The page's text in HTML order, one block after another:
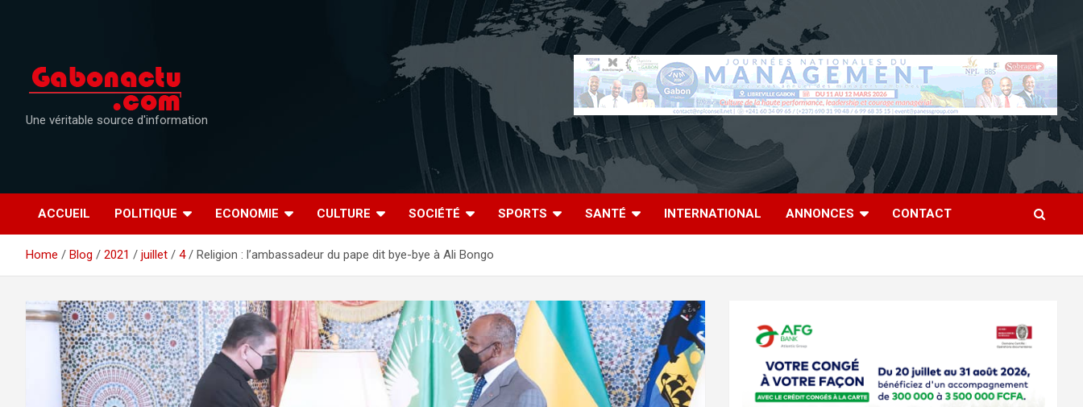
Une véritable source d'information
ACCUEIL POLITIQUE ECONOMIE CULTURE SOCIÉTÉ SPORTS SANTÉ INTERNATIONAL ANNONCES CONTACT
Home Blog 2021 juillet 4 Religion : l’ambassadeur du pape dit bye-bye à Ali Bongo